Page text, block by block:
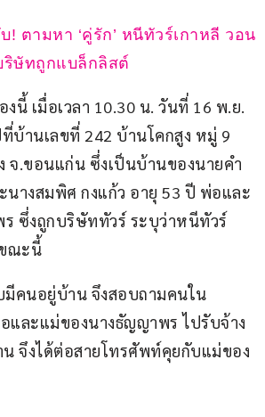
ตามหา ‘คู่รัก’ หนีทัวร์เกาหลี วอน
ษัทถูกแบล็กลิสต์
นี้ เมื่อเวลา 10.30 น. วันที่ 16 พ.ย.
บ้านเลขที่ 242 บ้านโคกสูง หมู่ 9
จ.ขอนแก่น ซึ่งเป็นบ้านของนายคำ
นางสมพิศ กงแก้ว อายุ 53 ปี พ่อและ
ซึ่งถูกบริษัททัวร์ ระบุว่าหนีทัวร์
ณะนี้
มีคนอยู่บ้าน จึงสอบถามคนใน
และแม่ของนางธัญญาพร ไปรับจ้าง
น จึงได้ต่อสายโทรศัพท์คุยกับแม่ของ